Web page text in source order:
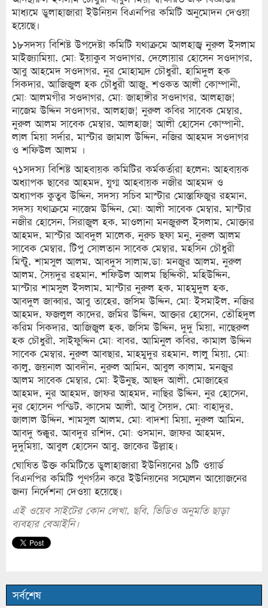
মাধ্যমে ডুলাহাজারা ইউনিয়ন বিএনপির কমিটি অনুমোদন দেওয়া
হয়েছে।
১৮সদস্য বিশিষ্ট উপদেষ্টা কমিটি যথাক্রমে আলহাজ্ব নুরুল ইসলাম
মাইজ্যামিয়া, মো: ইয়াকুব সওদাগর, দেলোয়ার হোসেন সওদাগর,
আবু আহমেদ সওদাগর, নুর মোহাম্মদ চৌধুরী, হামিদুল হক
সিকদার, আজিজুল হক চৌধুরী আজু, শওকত আলী কোম্পানী,
মো: আলমগীর সওদাগর, মো: জাহাঙ্গীর সওদাগর, আলহাজ¦
নাজেম উদ্দিন সওদাগর, আলহাজ¦ নুরুল কবির সাবেক মেম্বার,
নুরুল আলম সাবেক মেম্বার, আলহাজ¦ আলী হোসেন কোম্পানী,
লাল মিয়া সর্দার, মাস্টার জামাল উদ্দিন, নজির আহমদ সওদাগর
ও শফিউল আলম ।
৭১সদস্য বিশিষ্ট আহবায়ক কমিটির কর্মকর্তারা হলেন; আহবায়ক
অধ্যাপক ছাবের আহমদ, যুগ্ম আহবায়ক নজীর আহমদ ও
অধ্যাপক কুতুব উদ্দিন, সদস্য সচিব মাস্টার মোস্তাফিজুর রহমান,
সদস্য যথাক্রমে নাজেম উদ্দিন, মো: আলী সাবেক মেম্বার, মাস্টার
নজীর হোসেন, সিরাজুল হক, মাওলানা মনজুরুল ইসলাম, মোক্তার
আহমদ, মাস্টার আবদুল মালেক, নুরুচ ছফা মনু, নুরুল আলম
সাবেক মেম্বার, টিপু সোলতান সাবেক মেম্বার, মহসিন চৌধুরী
মিন্টু, শামসুল আলম, আবদুস সালাম,ডা: মনজুর আলম, নুরুল
আলম, সৈয়দুর রহমান, শফিউল আলম ছিদ্দিকী, মহিউদ্দিন,
মাস্টার শামসুল ইসলাম, মাস্টার নুরুল হক, মাহমুদুল হক,
আবদুল জাব্বার, আবু তাহের, জসিম উদ্দিন, মো: ইসমাইল, নজির
আহমদ, ফজলুল কাদের, জমির উদ্দিন, আক্তার হোসেন, তৌহিদুল
করিম সিকদার, আজিজুল হক, জসিম উদ্দিন, দুদু মিয়া, নাছেরুল
হক চৌধুরী, সাইফুদ্দিন মো: বাবর, আমিনুল কবির, কামাল উদ্দিন
সাবেক মেম্বার, নুরুল আবছার, মাহমুদুর রহমান, লালু মিয়া, মো:
কালু, জয়নাল আবদীন, নুরুল আমিন, আবুল কালাম, মনজুর
আলম সাবেক মেম্বার, মো: ইউনুছ, আছদ আলী, মোজাহের
আহমদ, নুর আহমদ, জাফর আহমদ, নাছির উদ্দিন, নুর হোসেন,
নুর হোসেন পন্ডিট, কাসেম আলী, আবু সৈয়দ, মো: বাহাদুর,
জালাল উদ্দিন, শামসুল আলম, মো: বাদশা মিয়া, নুরুল আমিন,
আবদু শুক্কুর, আবদুর রশিদ, মো: ওসমান, জাফর আহমদ,
দুদুমিয়া, আবুল হোসেন আবু, জাকের উল্লাহ।
ঘোষিত উক্ত কমিটিতে ডুলাহাজারা ইউনিয়নের ৯টি ওয়ার্ড
বিএনপির কমিটি পূণর্গঠন করে ইউনিয়নের সম্মেলন আয়োজনের
জন্য নির্দেশনা দেওয়া হয়েছে।
এই ওয়েব সাইটের কোন লেখা, ছবি, ভিডিও অনুমতি ছাড়া
ব্যবহার বেআইনি।
সর্বশেষ